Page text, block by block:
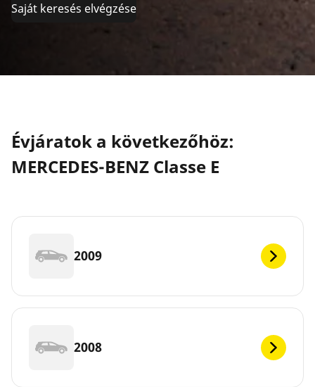
Saját keresés elvégzése
Évjáratok a következőhöz:
MERCEDES-BENZ Classe E
2009
2008